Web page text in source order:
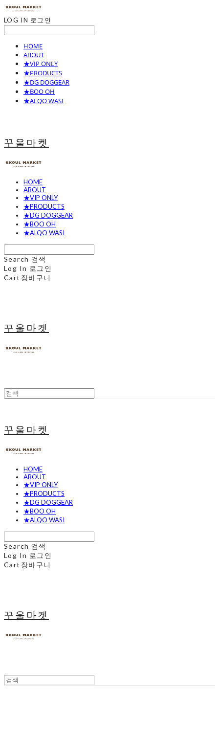
LOG IN 로그인
HOME
ABOUT
★VIP ONLY
★PRODUCTS
★DG DOGGEAR
★BOO OH
★ALQO WASI
꾸울마켓
HOME
ABOUT
★VIP ONLY
★PRODUCTS
★DG DOGGEAR
★BOO OH
★ALQO WASI
Search 검색
Log In 로그인
Cart 장바구니
꾸울마켓
꾸울마켓
HOME
ABOUT
★VIP ONLY
★PRODUCTS
★DG DOGGEAR
★BOO OH
★ALQO WASI
Search 검색
Log In 로그인
Cart 장바구니
꾸울마켓